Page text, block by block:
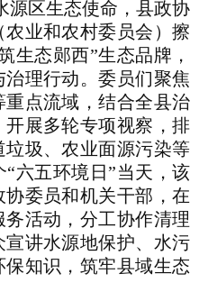
源区生态使命，县政协
农业和农村委员会）擦
生态郧西”生态品牌，
理行动。委员们聚焦
点流域，结合全县治
展多轮专项视察，排
圾、农业面源污染等
“六五环境日”当天，该
委员和机关干部，在
活动，分工协作清理
讲水源地保护、水污
知识，筑牢县域生态